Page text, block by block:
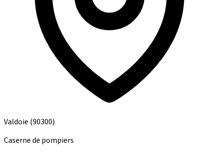
Valdoie (90300)
Caserne de pompiers